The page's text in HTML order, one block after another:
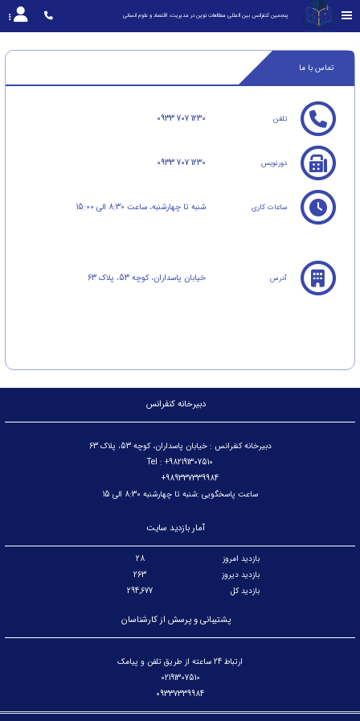
پنجمین کنفرانس بین المللی مطالعات نوین در مدیریت، اقتصاد و علوم انسانی
تماس با ما
تلفن 0933 707 1230
دورنویس 0933 707 1230
ساعات کاری شنبه تا چهارشنبه، ساعت 8:30 الی 15:00
آدرس خیابان پاسداران، کوچه 53، پلاک 63
دبیرخانه کنفرانس
دبیرخانه کنفرانس : خیابان پاسداران، کوچه 53، پلاک 63
Tel : +982191307510
989337339984+
ساعت پاسخگویی :شنبه تا چهارشنبه 8:30 الی 15
آمار بازدید سایت
بازدید امروز
28
بازدید دیروز
263
بازدید کل
294,677
پشتیبانی و پرسش از کارشناسان
ارتباط 24 ساعته از طریق تلفن و پیامک
02191307510
09337339984